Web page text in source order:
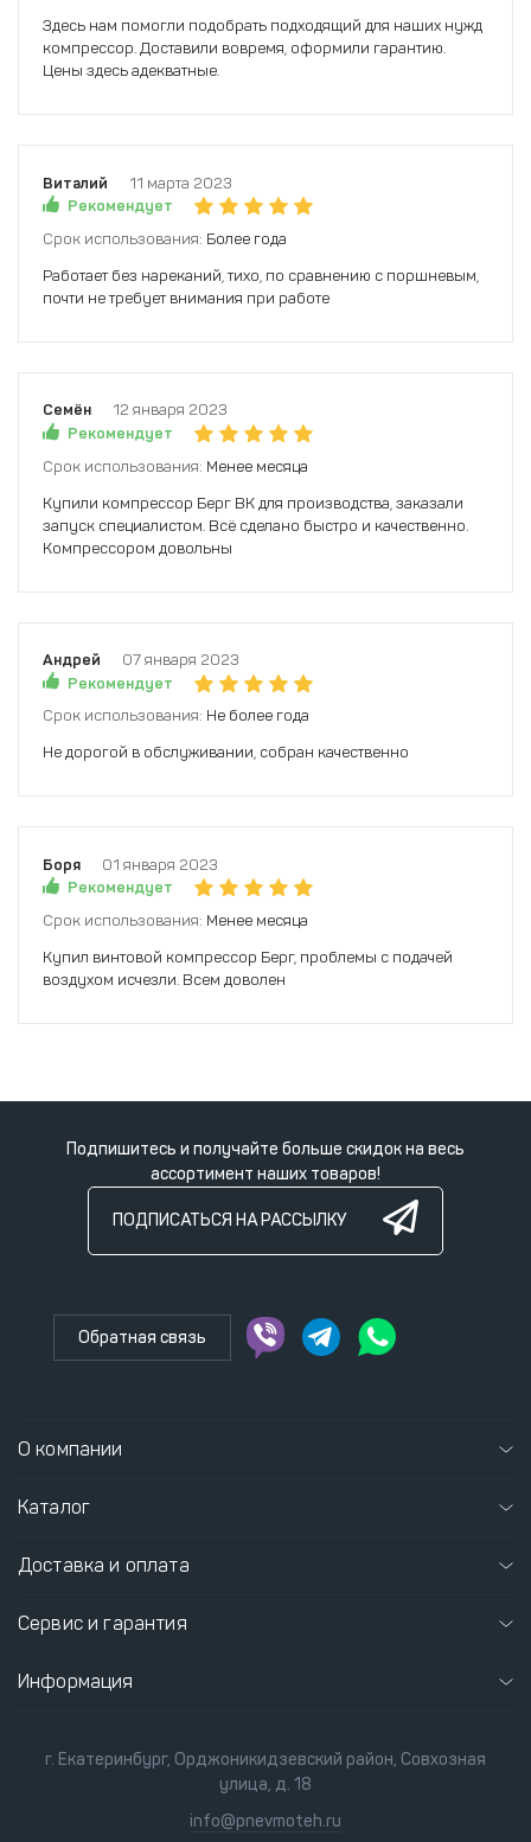
Здесь нам помогли подобрать подходящий для наших нужд
компрессор. Доставили вовремя, оформили гарантию.
Цены здесь адекватные.
Виталий
11 марта 2023
Рекомендует
Срок использования: Более года
Работает без нареканий, тихо, по сравнению с поршневым,
почти не требует внимания при работе
Семён
12 января 2023
Рекомендует
Срок использования: Менее месяца
Купили компрессор Берг ВК для производства, заказали
запуск специалистом. Всё сделано быстро и качественно.
Компрессором довольны
Андрей
07 января 2023
Рекомендует
Срок использования: Не более года
Не дорогой в обслуживании, собран качественно
Боря
01 января 2023
Рекомендует
Срок использования: Менее месяца
Купил винтовой компрессор Берг, проблемы с подачей
воздухом исчезли. Всем доволен
Подпишитесь и получайте больше скидок на весь
ассортимент наших товаров!
ПОДПИСАТЬСЯ НА РАССЫЛКУ
Обратная связь
О компании
Каталог
Доставка и оплата
Сервис и гарантия
Информация
г. Екатеринбург, Орджоникидзевский район, Совхозная
улица, д. 18
info@pnevmoteh.ru